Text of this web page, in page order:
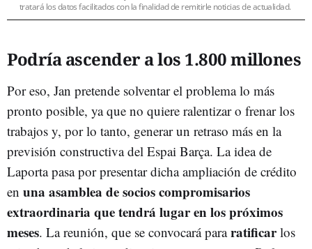
tratará los datos facilitados con la finalidad de remitirle noticias de actualidad.
Podría ascender a los 1.800 millones
Por eso, Jan pretende solventar el problema lo más
pronto posible, ya que no quiere ralentizar o frenar los
trabajos y, por lo tanto, generar un retraso más en la
previsión constructiva del Espai Barça. La idea de
Laporta pasa por presentar dicha ampliación de crédito
en una asamblea de socios compromisarios
extraordinaria que tendrá lugar en los próximos
meses. La reunión, que se convocará pararatificarlos